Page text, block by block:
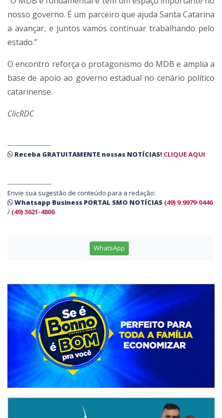
nosso governo. É um parceiro que ajuda Santa Catarina
a avançar, e juntos vamos continuar trabalhando pelo
estado.”
O encontro reforça o protagonismo do MDB e amplia a
base de apoio ao governo estadual no cenário político
catarinense.
ClicRDC
----------------------
Receba GRATUITAMENTE nossas NOTÍCIAS! CLIQUE AQUI
----------------------
Envie sua sugestão de conteúdo para a redação:
Whatsapp Business PORTAL SMO NOTÍCIAS (49) 9.9979-0446
/ (49) 3621-4806
WhatsApp